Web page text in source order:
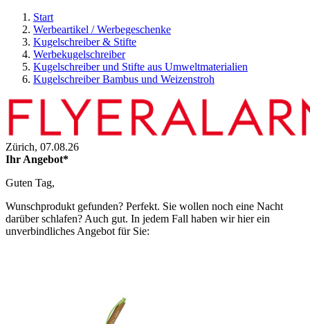
Start
Werbeartikel / Werbegeschenke
Kugelschreiber & Stifte
Werbekugelschreiber
Kugelschreiber und Stifte aus Umweltmaterialien
Kugelschreiber Bambus und Weizenstroh
Zürich, 07.08.26
Ihr Angebot*
Guten Tag,
Wunschprodukt gefunden? Perfekt. Sie wollen noch eine Nacht
darüber schlafen? Auch gut. In jedem Fall haben wir hier ein
unverbindliches Angebot für Sie: